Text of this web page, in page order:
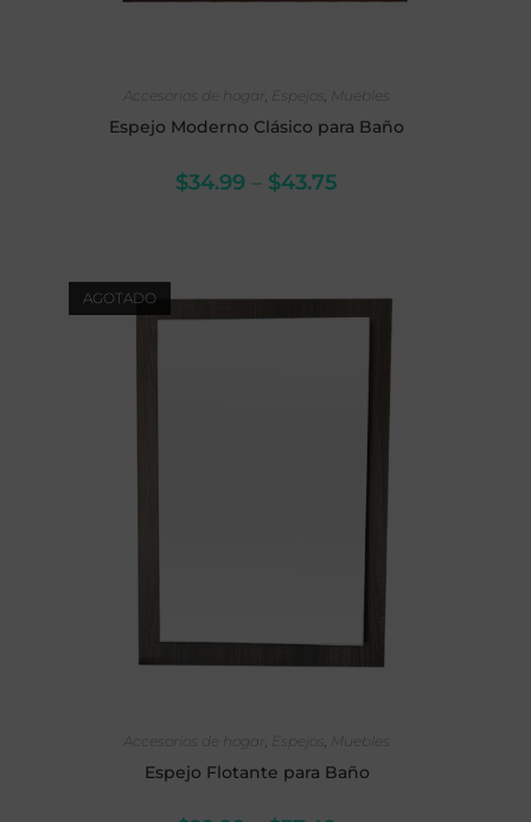
Accesorios de hogar , Espejos , Muebles
Espejo Moderno Clásico para Baño
$34.99 – $43.75
AGOTADO
Accesorios de hogar , Espejos , Muebles
Espejo Flotante para Baño